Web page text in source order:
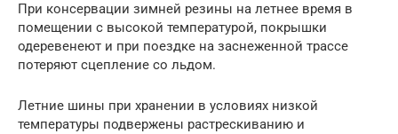
При консервации зимней резины на летнее время в
помещении с высокой температурой, покрышки
одеревенеют и при поездке на заснеженной трассе
потеряют сцепление со льдом.
Летние шины при хранении в условиях низкой
температуры подвержены растрескиванию и